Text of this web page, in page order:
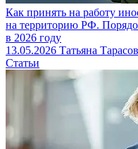
Как принять на работу
на терри­торию РФ.
в 2026 году
13.05.2026 Татьяна
Статьи